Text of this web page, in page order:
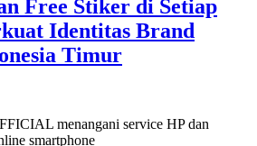
Free Stiker di Setiap
Identitas Brand
Timur